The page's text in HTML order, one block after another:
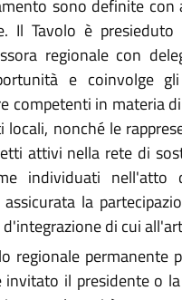
sono definite con
Il Tavolo è presieduto
regionale con
e coinvolge
competenti in materia
locali, nonché le
attivi nella rete di
individuati nell'atto
assicurata la
d'integrazione di cui
regionale permanente
invitato il presidente o